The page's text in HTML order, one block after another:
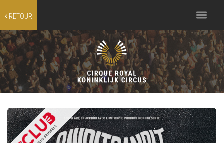
RETOUR
Toggle
navigation